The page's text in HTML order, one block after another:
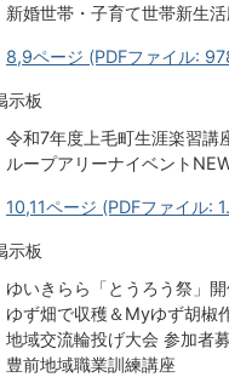
新婚世帯・子育て世帯新生
8,9ページ (PDFファイル:
示板
令和7年度上毛町生涯楽習講
ループアリーナイベント
10,11ページ (PDFファイル:
示板
ゆいきらら「とうろう祭」
ゆず畑で収穫＆Myゆず胡椒
地域交流輪投げ大会 参加者募
豊前地域職業訓練講座